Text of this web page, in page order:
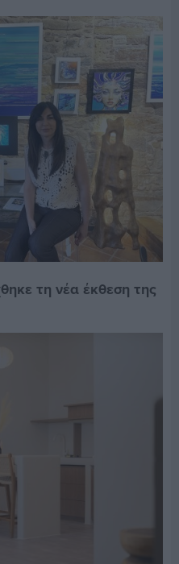
τη νέα έκθεση της